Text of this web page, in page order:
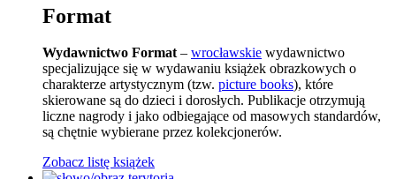
Format
Wydawnictwo Format– wrocławskie wydawnictwo
specjalizujące się w wydawaniu książek obrazkowych o
charakterze artystycznym (tzw. picture books), które
skierowane są do dzieci i dorosłych. Publikacje otrzymują
liczne nagrody i jako odbiegające od masowych standardów,
są chętnie wybierane przez kolekcjonerów.
Zobacz listę książek